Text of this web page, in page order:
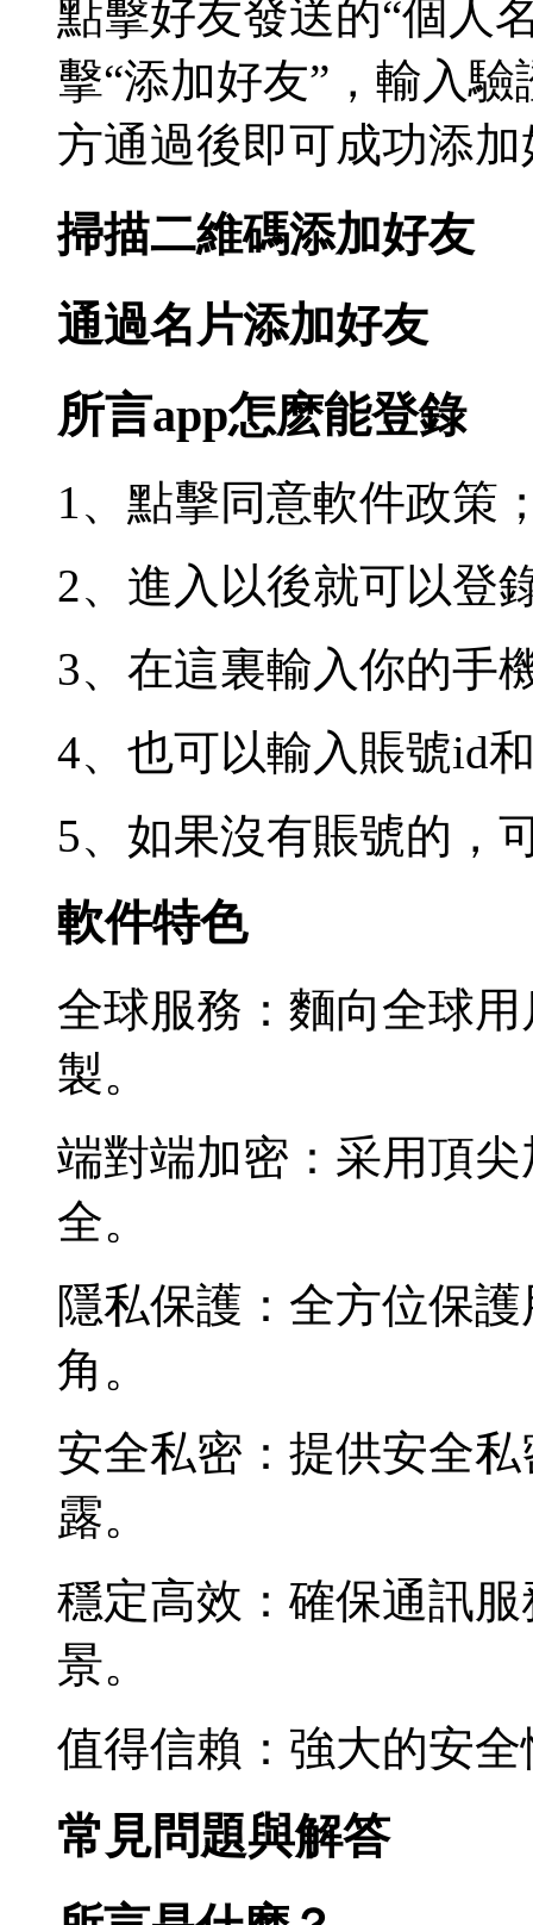
點擊好友發送的“個人
擊“添加好友”，輸入
方通過後即可成功添
掃描二維碼添加好友
通過名片添加好友
所言app怎麽能登錄
1、點擊同意軟件政策
2、進入以後就可以登
3、在這裏輸入你的手
4、也可以輸入賬號id
5、如果沒有賬號的，
軟件特色
全球服務：麵向全球
製。
端對端加密：采用頂
全。
隱私保護：全方位保
角。
安全私密：提供安全
露。
穩定高效：確保通訊
景。
值得信賴：強大的安
常見問題與解答